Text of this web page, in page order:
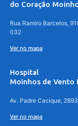
do Coração
Rua Ramiro Barcelos,
032
Ver no mapa
Hospital
Moinhos de Vento
Av. Padre Cacique,
Ver no mapa